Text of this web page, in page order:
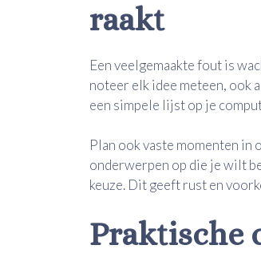
raakt
Een veelgemaakte fout is
noteer elk idee meteen, ook
een simpele lijst op je
Plan ook vaste momenten in
onderwerpen op die je wilt
keuze. Dit geeft rust en
Praktische